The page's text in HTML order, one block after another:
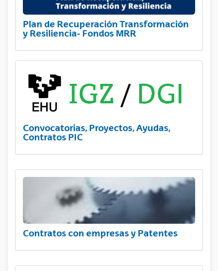
Plan de Recuperación Transformación
y Resiliencia- Fondos MRR
Convocatorias, Proyectos, Ayudas,
Contratos PIC
Contratos con empresas y Patentes